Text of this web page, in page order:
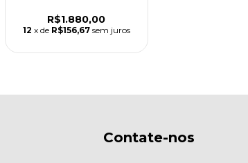
R$1.880,00
12 x de R$156,67 sem juros
Contate-nos